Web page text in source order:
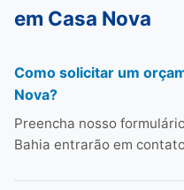
em Casa Nova
Como solicitar um
Nova?
Preencha nosso
Bahia entrarão em